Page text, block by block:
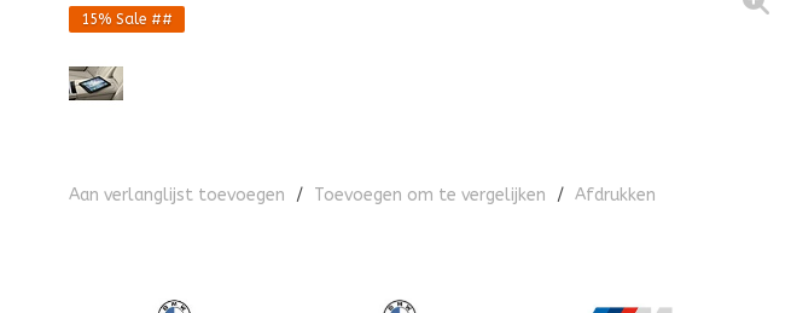
15% Sale ##
Aan verlanglijst toevoegen / Toevoegen om te vergelijken / Afdrukken